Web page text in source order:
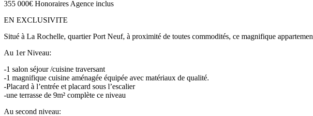
355 000€ Honoraires Agence inclus
EN EXCLUSIVITE
Situé à La Rochelle, quartier Port Neuf, à proximité de toutes commodités, ce magnifique
Au 1er Niveau:
-1 salon séjour /cuisine traversant
-1 magnifique cuisine aménagée équipée avec matériaux de qualité.
-Placard à l’entrée et placard sous l’escalier
-une terrasse de 9m² complète ce niveau
Au second niveau: